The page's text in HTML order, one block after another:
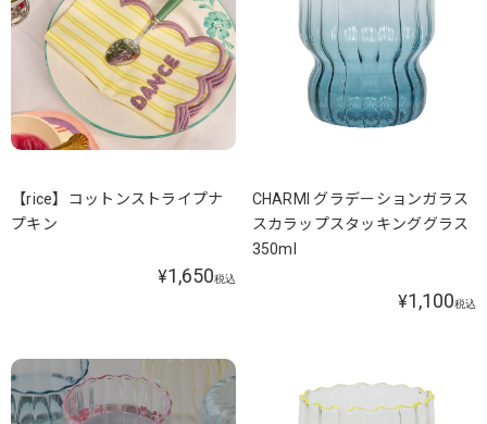
【rice】コットンストライプナ
プキン
¥1,650税込
CHARMI グラデーションガラス
スカラップスタッキンググラス
350ml
¥1,100税込